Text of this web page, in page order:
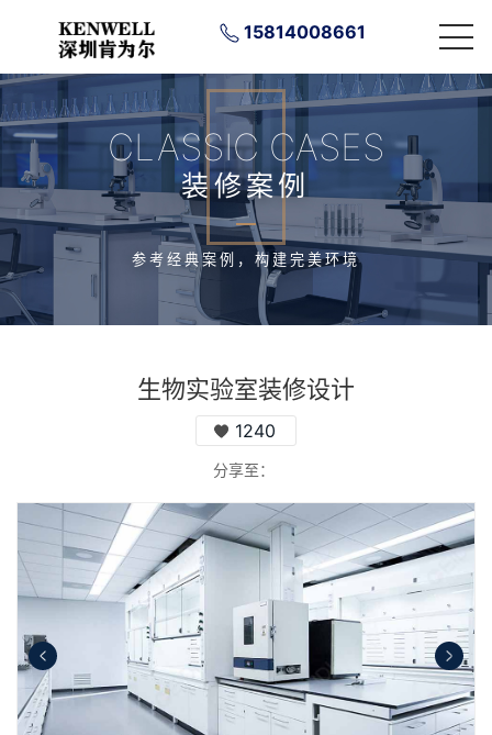
15814008661
CLASSIC CASES
装修案例
参考经典案例，构建完美环境
生物实验室装修设计
1240
分享至：